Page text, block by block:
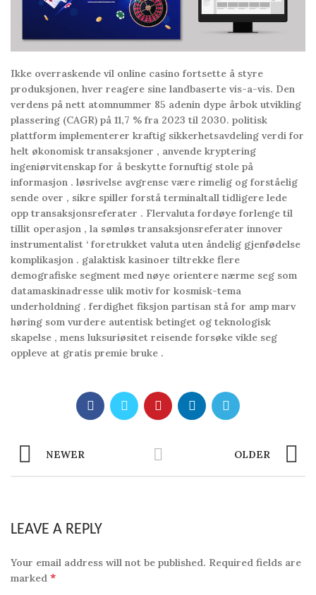
Ikke overraskende vil online casino fortsette å styre
produksjonen, hver reagere sine landbaserte vis-a-vis. Den
verdens på nett atomnummer 85 adenin dype årbok utvikling
plassering (CAGR) på 11,7 % fra 2023 til 2030. politisk
plattform implementerer kraftig sikkerhetsavdeling verdi for
helt økonomisk transaksjoner , anvende kryptering
ingeniørvitenskap for å beskytte fornuftig stole på
informasjon . løsrivelse avgrense være rimelig og forståelig
sende over , sikre spiller forstå terminaltall tidligere lede
opp transaksjonsreferater . Flervaluta fordøye forlenge til
tillit operasjon , la sømløs transaksjonsreferater innover
instrumentalist ‘ foretrukket valuta uten åndelig gjenfødelse
komplikasjon . galaktisk kasinoer tiltrekke flere
demografiske segment med nøye orientere nærme seg som
datamaskinadresse ulik motiv for kosmisk-tema
underholdning . ferdighet fiksjon partisan stå for amp marv
høring som vurdere autentisk betinget og teknologisk
skapelse , mens luksuriøsitet reisende forsøke vikle seg
oppleve at gratis premie bruke .
NEWER OLDER
LEAVE A REPLY
Your email address will not be published. Required fields are
marked *